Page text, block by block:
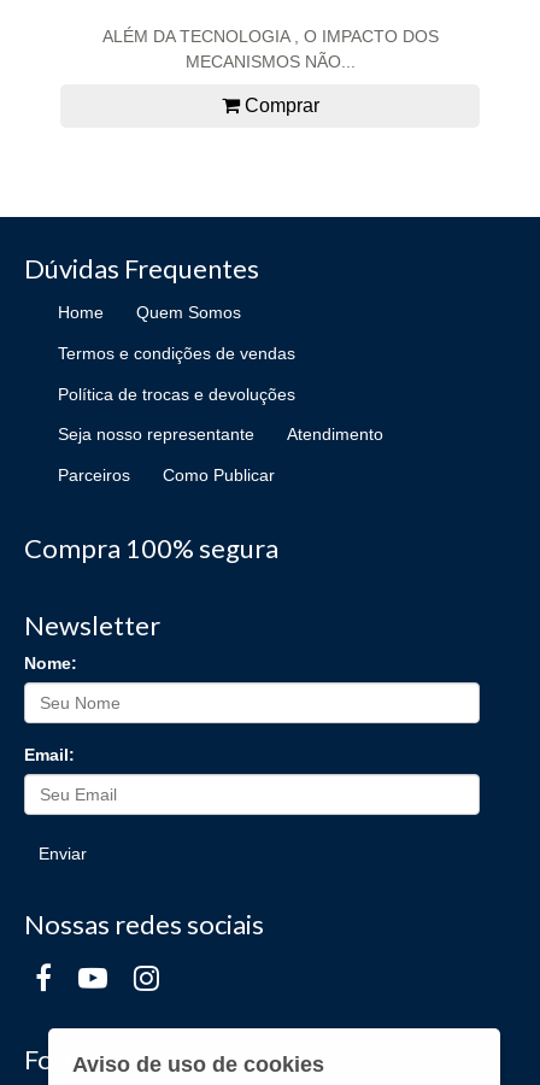
ALÉM DA TECNOLOGIA , O IMPACTO DOS
MECANISMOS NÃO...
Comprar
Dúvidas Frequentes
Home Quem Somos
Termos e condições de vendas
Política de trocas e devoluções
Seja nosso representante Atendimento
Parceiros Como Publicar
Compra 100% segura
Newsletter
Nome:
Email:
Enviar
Nossas redes sociais
Formas de Pagamento
Aviso de uso de cookies